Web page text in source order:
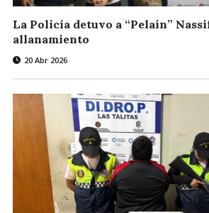
La Policía detuvo a “Pelaín”
allanamiento
20 Abr 2026